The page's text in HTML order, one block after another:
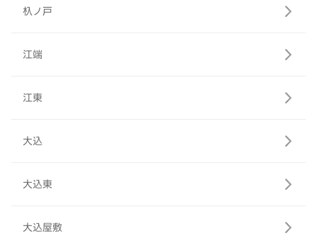
杁ノ戸
江端
江東
大込
大込東
大込屋敷